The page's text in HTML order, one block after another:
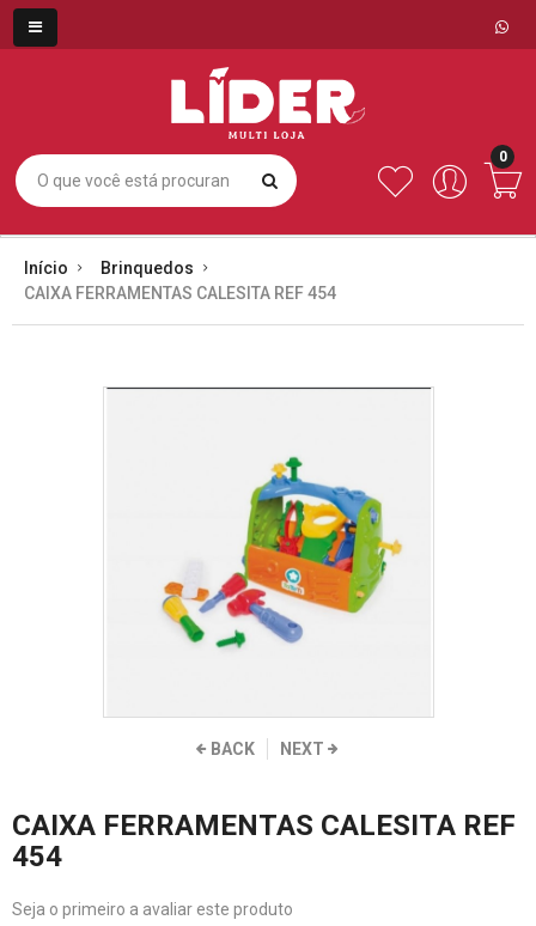
0
Início
Brinquedos
CAIXA FERRAMENTAS CALESITA REF 454
BACK NEXT
CAIXA FERRAMENTAS CALESITA REF
454
Seja o primeiro a avaliar este produto